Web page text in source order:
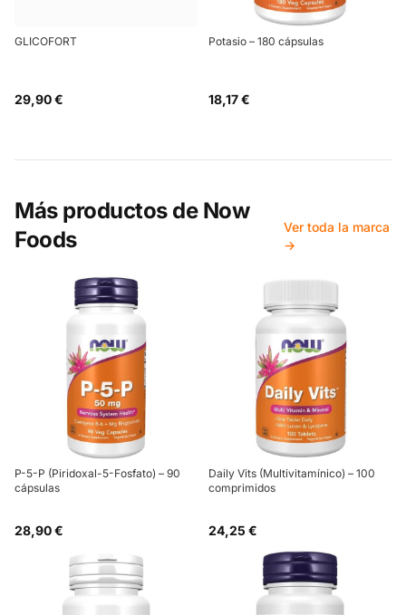
GLICOFORT
29,90 €
Potasio – 180 cápsulas
18,17 €
Más productos de Now
Foods
Ver toda la marca
→
P-5-P (Piridoxal-5-Fosfato) – 90
cápsulas
28,90 €
Daily Vits (Multivitamínico) – 100
comprimidos
24,25 €